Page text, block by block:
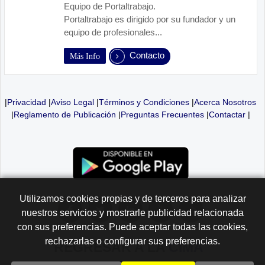
Equipo de Portaltrabajo.
Portaltrabajo es dirigido por su fundador y un
equipo de profesionales...
Más Info Contacto
|Privacidad |Aviso Legal |Términos y Condiciones |Acerca Nosotros
|Reglamento de Publicación |Preguntas Frecuentes|Contactar|
Utilizamos cookies propias y de terceros para analizar
nuestros servicios y mostrarle publicidad relacionada
con sus preferencias. Puede aceptar todas las cookies,
rechazarlas o configurar sus preferencias.
REGRESAR A LACIMA